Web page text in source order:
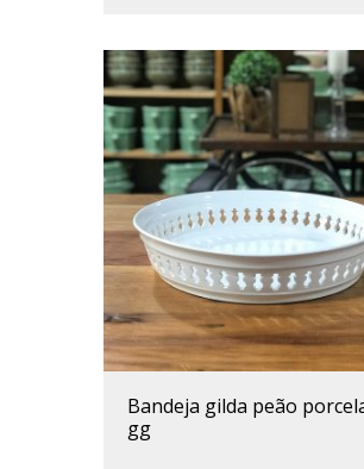
bandeja gilda peão porcelana
gg